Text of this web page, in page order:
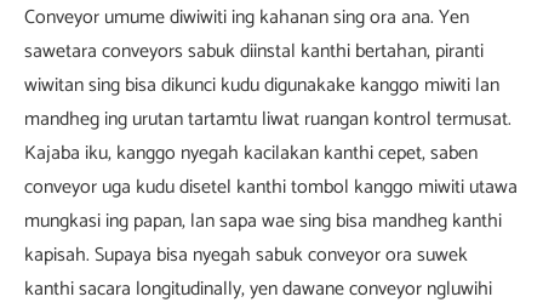
Conveyor umume diwiwiti ing kahanan sing ora ana. Yen
sawetara conveyors sabuk diinstal kanthi bertahan, piranti
wiwitan sing bisa dikunci kudu digunakake kanggo miwiti lan
mandheg ing urutan tartamtu liwat ruangan kontrol termusat.
Kajaba iku, kanggo nyegah kacilakan kanthi cepet, saben
conveyor uga kudu disetel kanthi tombol kanggo miwiti utawa
mungkasi ing papan, lan sapa wae sing bisa mandheg kanthi
kapisah. Supaya bisa nyegah sabuk conveyor ora suwek
kanthi sacara longitudinally, yen dawane conveyor ngluwihi